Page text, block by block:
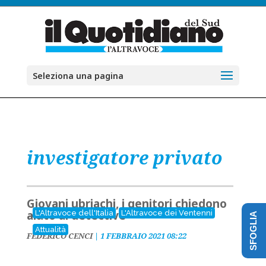
Seleziona una pagina
investigatore privato
L'Altravoce dell'Italia
L'Altravoce dei Ventenni
Attualità
Giovani ubriachi, i genitori chiedono
aiuto al detective
FEDERICO CENCI| 1 FEBBRAIO 2021 08:22 SFOGLIA